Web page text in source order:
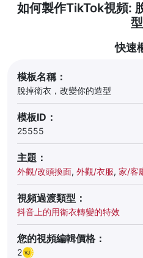
如何製作TikTok視頻:
型
快速
模板名稱：
脫掉衛衣，改變你的造型
模板ID：
25555
主題：
外觀/改頭換面, 外觀/衣服, 家/客
視頻過渡類型：
抖音上的用衛衣轉變的特效
您的視頻編輯價格：
2